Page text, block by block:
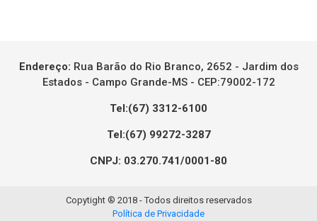
Endereço: Rua Barão do Rio Branco, 2652 - Jardim dos
Estados - Campo Grande-MS - CEP:79002-172
Tel:(67) 3312-6100
Tel:(67) 99272-3287
CNPJ: 03.270.741/0001-80
Copytight ® 2018 - Todos direitos reservados
Política de Privacidade